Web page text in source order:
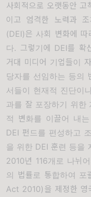
사회적으로 오랫동안 고
이고 엄격한 노력과 조
(DEI)은 사회 변화에 따
다. 그렇기에 DEI를 확
거대 미디어 기업들이
당자를 선임하는 등의
서들이 현재적 진단이
과를 잘 포장하기 위한
적 변화를 이끌어 내
DEI 펀드를 편성하고
을 위한 DEI 훈련 등을
2010년 116개로 나뉘
의 법률로 통합하여 포
Act 2010) 을 제정한 영